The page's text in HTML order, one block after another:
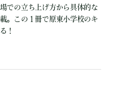
での立ち上げ方から具体的な
。この１冊で原東小学校のキ
！